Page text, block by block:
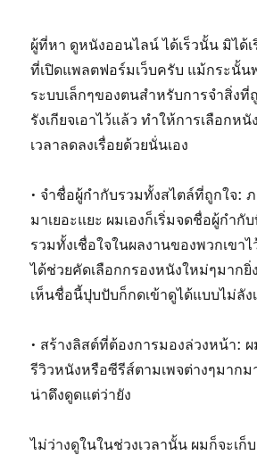
ผู้ที่หา ดูหนังออนไลน์ ได้เร็วนั้น มิได้
ที่เปิดแพลตฟอร์มเว็บครับ แม้กระนั้น
ระบบเล็กๆของตนสำหรับการจำสิ่งที่
รังเกียจเอาไว้แล้ว ทำให้การเลือกห
เวลาลดลงเรื่อยด้วยนั่นเอง
• จำชื่อผู้กำกับรวมทั้งสไตล์ที่ถูกใจ:
มาเยอะแยะ ผมเองก็เริ่มจดชื่อผู้กำ
รวมทั้งเชื่อใจในผลงานของพวกเขาไ
ได้ช่วยคัดเลือกกรองหนังใหม่ๆมากยิ่
เห็นชื่อนี้ปุบปับก็กดเข้าดูได้แบบไม่ลัง
• สร้างลิสต์ที่ต้องการมองล่วงหน้า:
รีวิวหนังหรือซีรีส์ตามเพจต่างๆมากม
น่าดึงดูดแต่ว่ายัง
ไม่ว่างดูในในช่วงเวลานั้น ผมก็จะเก็